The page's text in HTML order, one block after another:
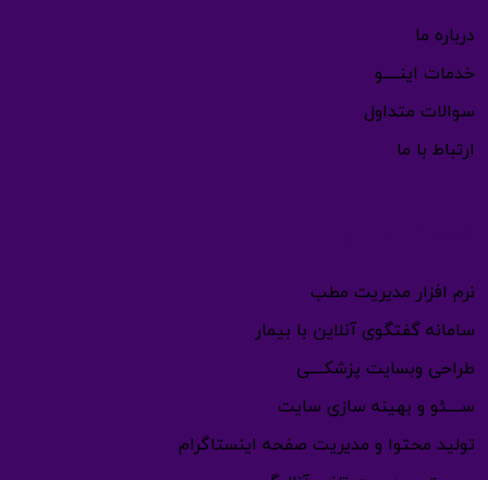
درباره ما
خدمات اینـــــو
سوالات متداول
ارتباط با ما
نرم افزار مدیریت مطب
سامانه گفتگوی آنلاین با بیمار
طراحی وبسایت پزشکــــی
ســــئو و بهینه سازی سایت
تولید محتوا و مدیریت صفحه اینستاگرام